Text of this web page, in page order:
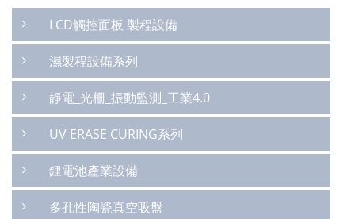
LCD觸控面板 製程設備
濕製程設備系列
靜電_光柵_振動監測_工業4.0
UV ERASE CURING系列
鋰電池產業設備
多孔性陶瓷真空吸盤